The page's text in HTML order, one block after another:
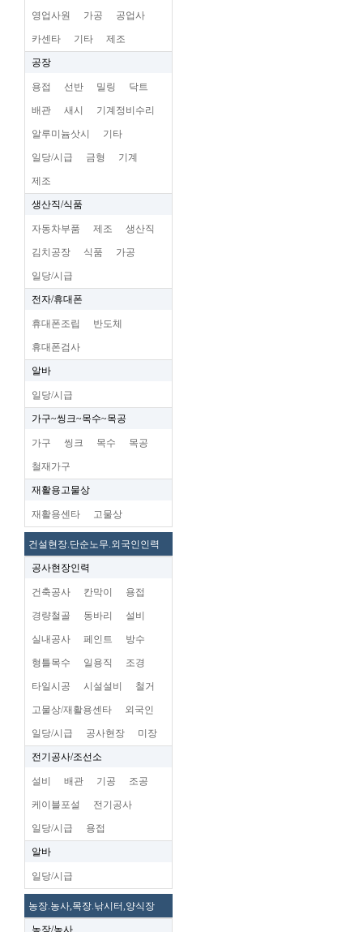
영업사원 가공 공업사
카센타 기타 제조
공장
용접 선반 밀링 닥트
배관 새시 기계정비수리
알루미늄삿시 기타
일당/시급 금형 기계
제조
생산직/식품
자동차부품 제조 생산직
김치공장 식품 가공
일당/시급
전자/휴대폰
휴대폰조립 반도체
휴대폰검사
알바
일당/시급
가구~씽크~목수~목공
가구 씽크 목수 목공
철재가구
재활용고물상
재활용센타 고물상
건설현장.단순노무.외국인인력
공사현장인력
건축공사 칸막이 용접
경량철골 동바리 설비
실내공사 페인트 방수
형틀목수 일용직 조경
타일시공 시설설비 철거
고물상/재활용센타 외국인
일당/시급 공사현장 미장
전기공사/조선소
설비 배관 기공 조공
케이블포설 전기공사
일당/시급 용접
알바
일당/시급
농장.농사,목장.낚시터,양식장
농장/농사